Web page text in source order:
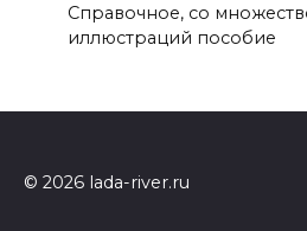
Справочное, со
иллюстраций пособие
© 2026 lada-river.ru